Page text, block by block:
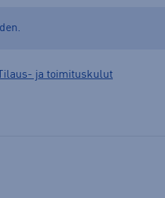
Tilaus- ja toimituskulut